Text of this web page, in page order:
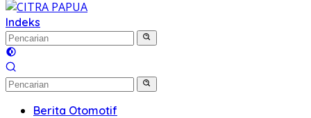
Indeks
Berita Otomotif